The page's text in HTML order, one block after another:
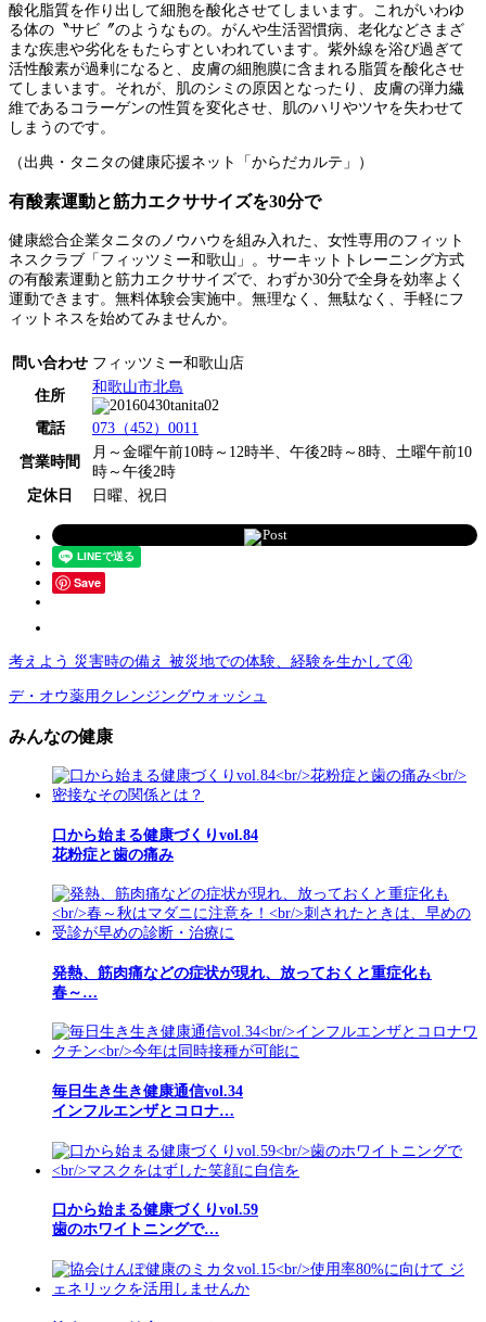
酸化脂質を作り出して細胞を酸化させてしまいます。これがいわゆ
る体の〝サビ〞のようなもの。がんや生活習慣病、老化などさまざ
まな疾患や劣化をもたらすといわれています。紫外線を浴び過ぎて
活性酸素が過剰になると、皮膚の細胞膜に含まれる脂質を酸化させ
てしまいます。それが、肌のシミの原因となったり、皮膚の弾力繊
維であるコラーゲンの性質を変化させ、肌のハリやツヤを失わせて
しまうのです。
（出典・タニタの健康応援ネット「からだカルテ」）
有酸素運動と筋力エクササイズを30分で
健康総合企業タニタのノウハウを組み入れた、女性専用のフィット
ネスクラブ「フィッツミー和歌山」。サーキットトレーニング方式
の有酸素運動と筋力エクササイズで、わずか30分で全身を効率よく
運動できます。無料体験会実施中。無理なく、無駄なく、手軽にフ
ィットネスを始めてみませんか。
問い合わせ フィッツミー和歌山店
住所
和歌山市北島
電話 073（452）0011
営業時間
月～金曜午前10時～12時半、午後2時～8時、土曜午前10
時～午後2時
定休日
日曜、祝日
Post
Save
考えよう 災害時の備え 被災地での体験、経験を生かして④
デ・オウ薬用クレンジングウォッシュ
みんなの健康
口から始まる健康づくりvol.84
花粉症と歯の痛み
発熱、筋肉痛などの症状が現れ、放っておくと重症化も
春～…
毎日生き生き健康通信vol.34
インフルエンザとコロナ…
口から始まる健康づくりvol.59
歯のホワイトニングで…